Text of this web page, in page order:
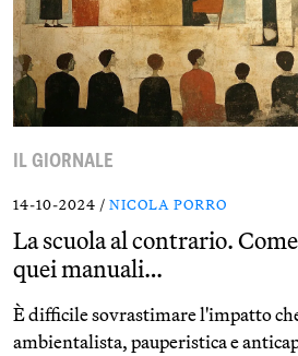
IL GIORNALE
14-10-2024 / NICOLA PORRO
La scuola al contrario.
quei manuali…
È difficile sovrastimare l'impatto
ambientalista, pauperistica e